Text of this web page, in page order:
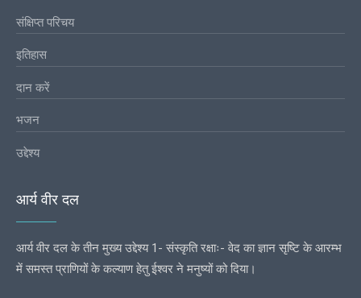
संक्षिप्त परिचय
इतिहास
दान करें
भजन
उद्देश्य
आर्य वीर दल
आर्य वीर दल के तीन मुख्य उद्देश्य 1- संस्कृति रक्षाः- वेद का ज्ञान सृष्टि के आरम्भ
में समस्त प्राणियों के कल्याण हेतु ईश्वर ने मनुष्यों को दिया।